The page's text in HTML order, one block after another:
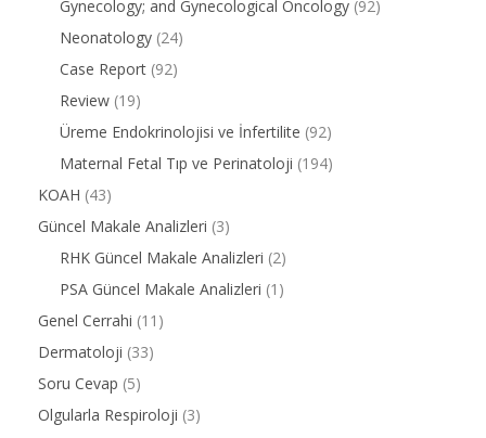
Gynecology; and Gynecological Oncology (92)
Neonatology (24)
Case Report (92)
Review (19)
Üreme Endokrinolojisi ve İnfertilite (92)
Maternal Fetal Tıp ve Perinatoloji (194)
KOAH (43)
Güncel Makale Analizleri (3)
RHK Güncel Makale Analizleri (2)
PSA Güncel Makale Analizleri (1)
Genel Cerrahi (11)
Dermatoloji (33)
Soru Cevap (5)
Olgularla Respiroloji (3)